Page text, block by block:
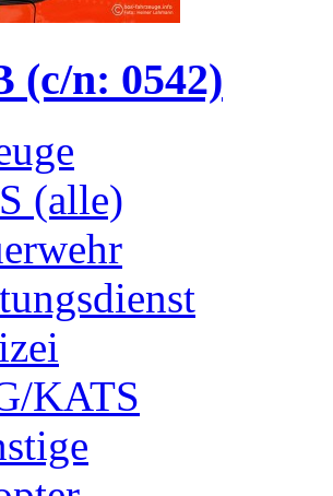
(c/n: 0542)
(alle)
KATS